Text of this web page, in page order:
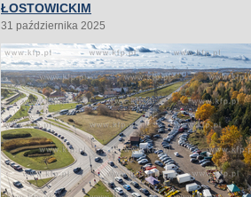
ŁOSTOWICKIM
31 października 2025